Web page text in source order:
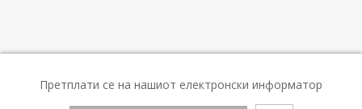
Претплати се на нашиот електронски информатор